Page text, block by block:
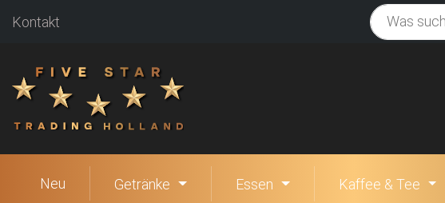
Kontakt
Neu Getränke Essen Kaffee & Tee